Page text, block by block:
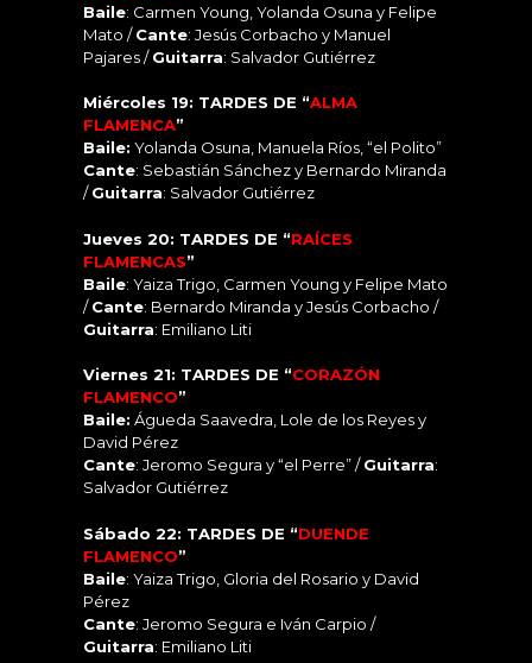
Baile: Carmen Young, Yolanda Osuna y Felipe
Mato /Cante: Jesús Corbacho y Manuel
Pajares /Guitarra: Salvador Gutiérrez
Miércoles 19: TARDES DE “ALMA
FLAMENCA”
Baile: Yolanda Osuna, Manuela Ríos, “el Polito”
Cante: Sebastián Sánchez y Bernardo Miranda
/Guitarra: Salvador Gutiérrez
Jueves 20: TARDES DE “RAÍCES
FLAMENCAS”
Baile: Yaiza Trigo, Carmen Young y Felipe Mato
/Cante: Bernardo Miranda y Jesús Corbacho /
Guitarra: Emiliano Liti
Viernes 21: TARDES DE “CORAZÓN
FLAMENCO”
Baile: Águeda Saavedra, Lole de los Reyes y
David Pérez
Cante: Jeromo Segura y “el Perre” /Guitarra:
Salvador Gutiérrez
Sábado 22: TARDES DE “DUENDE
FLAMENCO”
Baile: Yaiza Trigo, Gloria del Rosario y David
Pérez
Cante: Jeromo Segura e Iván Carpio /
Guitarra: Emiliano Liti